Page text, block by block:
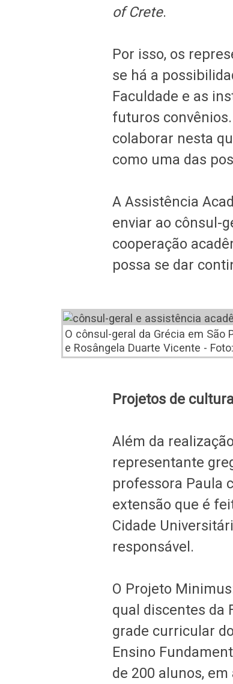
of Crete.
Por isso, os
se há a
Faculdade e as
futuros
colaborar nesta
como uma das
A Assistência
enviar ao cônsul-
cooperação
possa se dar
O cônsul-geral da Grécia em São
e Rosângela Duarte Vicente -
Projetos de
Além da
representante
professora Paula
extensão que é
Cidade
responsável.
O Projeto
qual discentes da
grade curricular
Ensino
de 200 alunos,